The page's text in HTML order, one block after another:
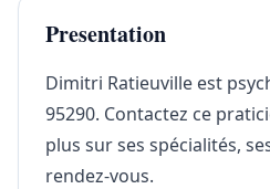
Presentation
Dimitri Ratieuville est
95290. Contactez ce
plus sur ses spécialités,
rendez-vous.